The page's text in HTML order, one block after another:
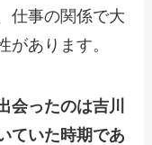
仕事の関係で大
があります。
会ったのは吉川
ていた時期であ